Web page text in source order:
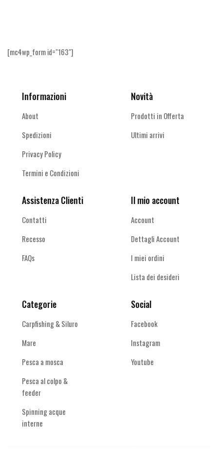
[mc4wp_form id="163"]
Informazioni
About
Spedizioni
Privacy Policy
Termini e Condizioni
Novità
Prodotti in Offerta
Ultimi arrivi
Assistenza Clienti
Contatti
Recesso
FAQs
Il mio account
Account
Dettagli Account
I miei ordini
Lista dei desideri
Categorie
Carpfishing & Siluro
Mare
Pesca a mosca
Pesca al colpo &
feeder
Spinning acque
interne
Social
Facebook
Instagram
Youtube